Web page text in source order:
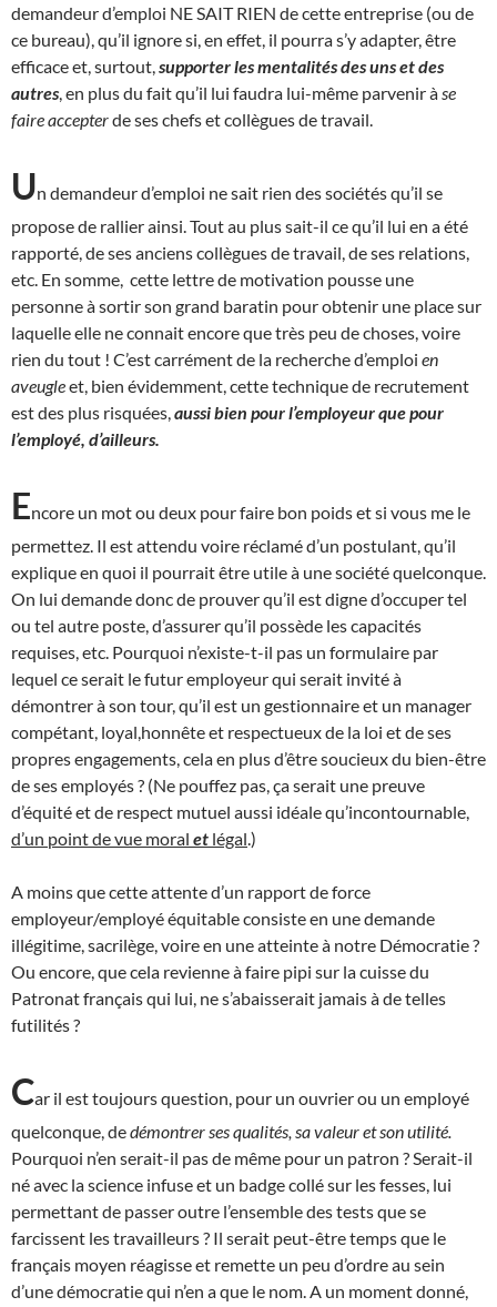
demandeur d’emploi NE SAIT RIEN de cette entreprise (ou de
ce bureau), qu’il ignore si, en effet, il pourra s’y adapter, être
efficace et, surtout, supporter les mentalités des uns et des
autres , en plus du fait qu’il lui faudra lui-même parvenir à se
faire accepterde ses chefs et collègues de travail.
Un demandeur d’emploi ne sait rien des sociétés qu’il se
propose de rallier ainsi. Tout au plus sait-il ce qu’il lui en a été
rapporté, de ses anciens collègues de travail, de ses relations,
etc. En somme, cette lettre de motivation pousse une
personne à sortir son grand baratin pour obtenir une place sur
laquelle elle ne connait encore que très peu de choses, voire
rien du tout ! C’est carrément de la recherche d’emploi en
aveugleet, bien évidemment, cette technique de recrutement
est des plus risquées, aussi bien pour l’employeur que pour
l’employé, d’ailleurs.
Encore un mot ou deux pour faire bon poids et si vous me le
permettez. Il est attendu voire réclamé d’un postulant, qu’il
explique en quoi il pourrait être utile à une société quelconque.
On lui demande donc de prouver qu’il est digne d’occuper tel
ou tel autre poste, d’assurer qu’il possède les capacités
requises, etc. Pourquoi n’existe-t-il pas un formulaire par
lequel ce serait le futur employeur qui serait invité à
démontrer à son tour, qu’il est un gestionnaire et un manager
compétant, loyal,honnête et respectueux de la loi et de ses
propres engagements, cela en plus d’être soucieux du bien-être
de ses employés ? (Ne pouffez pas, ça serait une preuve
d’équité et de respect mutuel aussi idéale qu’incontournable,
d’un point de vue moral et légal .)
A moins que cette attente d’un rapport de force
employeur/employé équitable consiste en une demande
illégitime, sacrilège, voire en une atteinte à notre Démocratie ?
Ou encore, que cela revienne à faire pipi sur la cuisse du
Patronat français qui lui, ne s’abaisserait jamais à de telles
futilités ?
Car il est toujours question, pour un ouvrier ou un employé
quelconque, dedémontrer ses qualités, sa valeur et son utilité.
Pourquoi n’en serait-il pas de même pour un patron ? Serait-il
né avec la science infuse et un badge collé sur les fesses, lui
permettant de passer outre l’ensemble des tests que se
farcissent les travailleurs ? Il serait peut-être temps que le
français moyen réagisse et remette un peu d’ordre au sein
d’une démocratie qui n’en a que le nom. A un moment donné,